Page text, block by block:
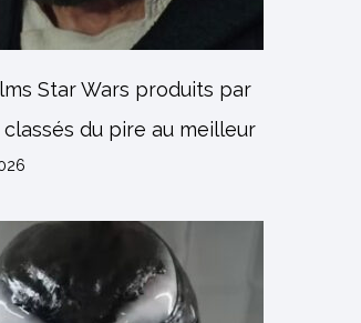
Star Wars produits par
classés du pire au meilleur